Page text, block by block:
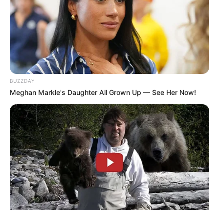
BUZZDAY
Meghan Markle's Daughter All Grown Up — See Her Now!